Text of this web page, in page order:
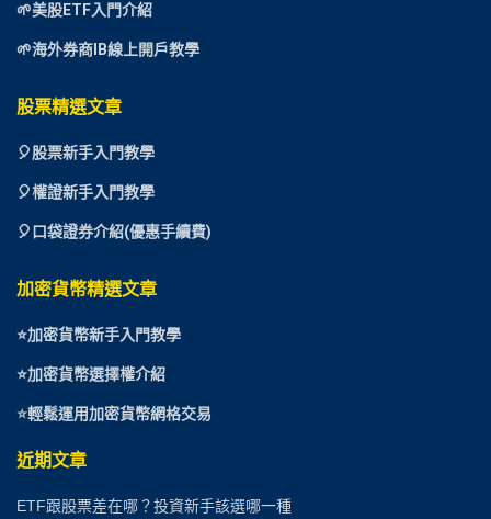
🌱美股ETF入門介紹
🌱海外券商IB線上開戶教學
股票精選文章
🎈股票新手入門教學
🎈權證新手入門教學
🎈口袋證券介紹(優惠手續費)
加密貨幣精選文章
⭐加密貨幣新手入門教學
⭐加密貨幣選擇權介紹
⭐輕鬆運用加密貨幣網格交易
近期文章
ETF跟股票差在哪？投資新手該選哪一種